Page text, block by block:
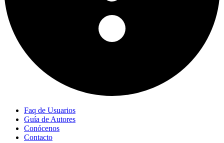
Faq de Usuarios
Guía de Autores
Conócenos
Contacto